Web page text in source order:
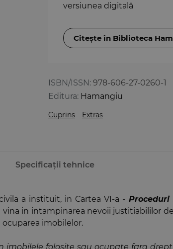
ISBN/ISSN: 978-606-27-0260-1
Editura: Hamangiu
Cuprins Extras
versiunea digitală
Citește în Biblioteca
Specificații tehnice
a instituit, in Cartea VI-a -
in intampinarea nevoii justitiabililor
imobilelor.
imobilele folosite sau ocupate fara drept